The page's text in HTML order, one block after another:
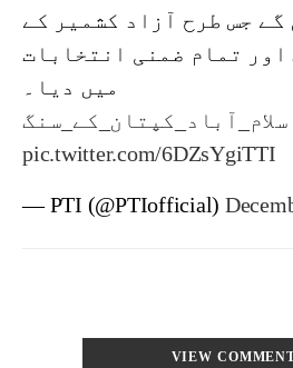
گے جس طرح آزاد کشمیر کے
اور تمام ضمنی انتخابات
میں دیا۔
pic.twitter.com/6DZsYgiTTI
— PTI (@PTIofficial)
VIEW